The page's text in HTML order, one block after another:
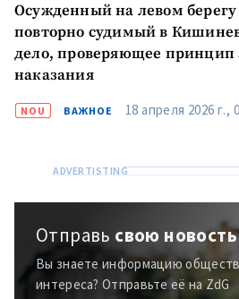
Осужденный на левом
повторно судимый в
дело, проверяющее принцип
наказания
NOU ВАЖНОЕ 18 апреля 2026 г.,
Отправь свою новость
Вы знаете информацию
интереса? Отправьте её на ZdG